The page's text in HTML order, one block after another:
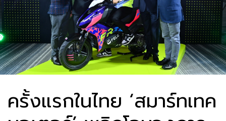
ครั้งแรกในไทย ‘สมาร์ทเทค